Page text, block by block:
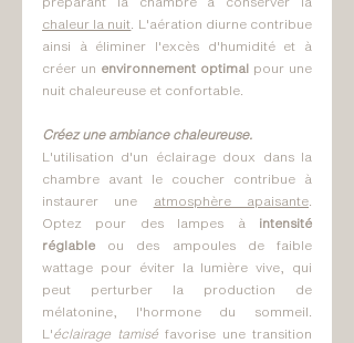
chaleur la nuit . L'aération diurne contribue
ainsi à éliminer l'excès d'humidité et à
créer un environnement optimal pour une
nuit chaleureuse et confortable.
Créez une ambiance chaleureuse.
L'utilisation d'un éclairage doux dans la
chambre avant le coucher contribue à
instaurer une
atmosphère apaisante
Optez pour des lampes à intensité
réglable ou des ampoules de faible
wattage pour éviter la lumière vive, qui
peut perturber la production de
mélatonine, l'hormone du sommeil.
L'éclairage tamisé favorise une transition